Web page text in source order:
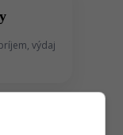
výdaj